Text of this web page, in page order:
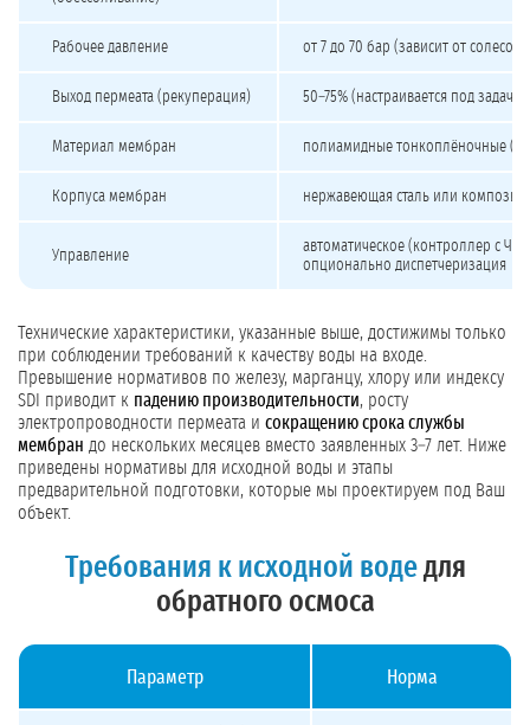
Рабочее давление от 7 до 70 бар (зависит от
Выход пермеата (рекуперация) 50–75% (настраивается под задачу)
Материал мембран полиамидные тонкоплёночные
Корпуса мембран нержавеющая сталь или
Управление
автоматическое (контроллер с
опционально диспетчеризация
Технические характеристики, указанные выше, достижимы только
при соблюдении требований к качеству воды на входе.
Превышение нормативов по железу, марганцу, хлору или индексу
SDI приводит к падению производительности, росту
электропроводности пермеата и сокращению срока службы
мембран до нескольких месяцев вместо заявленных 3–7 лет. Ниже
приведены нормативы для исходной воды и этапы
предварительной подготовки, которые мы проектируем под Ваш
объект.
Требования к исходной водедля
обратного осмоса
Параметр Норма